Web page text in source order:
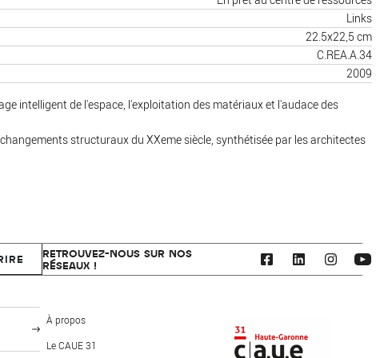
Links
22.5x22,5 cm
C.REA.A.34
2009
intelligent de l'espace, l'exploitation des matériaux et l'audace des
structuraux du XXeme siècle, synthétisée par les architectes
RETROUVEZ-NOUS SUR NOS
RÉSEAUX !
À propos
Le CAUE 31